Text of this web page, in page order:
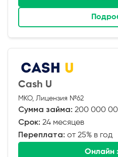
Cash U
МКО, Лицензия №62
Сумма займа: 200 000
Срок: 24 месяцев
Переплата: от 25% в год
Онлайн